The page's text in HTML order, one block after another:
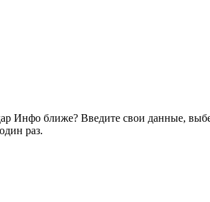
Инфо ближе? Введите свои данные,
раз.